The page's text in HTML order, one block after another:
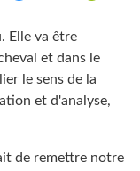
Elle va être
et dans le
le sens de la
et d'analyse,
de remettre notre